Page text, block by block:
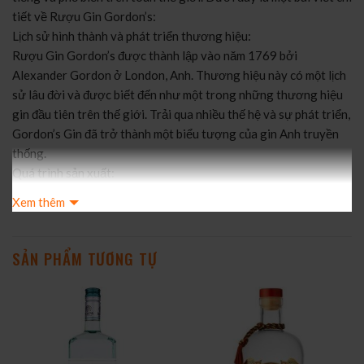
tiết về Rượu Gin Gordon’s:
Lịch sử hình thành và phát triển thương hiệu:
Rượu Gin Gordon’s được thành lập vào năm 1769 bởi
Alexander Gordon ở London, Anh. Thương hiệu này có một lịch
sử lâu đời và được biết đến như một trong những thương hiệu
gin đầu tiên trên thế giới. Trải qua nhiều thế hệ và sự phát triển,
Gordon’s Gin đã trở thành một biểu tượng của gin Anh truyền
thống.
Quá trình sản xuất:
cất gạo lên men và pha trộn với các loại thảo mộc và gia vị.
và hương liệu bổ sung như hạt tiêu đen, quả hồi, quả cam, cây
ngải và một số gia vị khác. Sau đó, gin được lên men và chưng
cất trong các lò chưng cất truyền thống để tạo ra hương vị đặc
trưng của Rượu Gin Gordon’s.
Đặc điểm của Rượu:
Rượu Gin Gordon’s có một hương thơm đặc trưng của quả bách
Xem thêm
SẢN PHẨM TƯƠNG TỰ